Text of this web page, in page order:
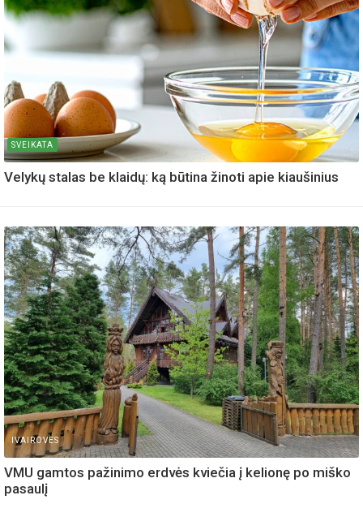
SVEIKATA
Velykų stalas be klaidų: ką būtina žinoti apie kiaušinius
IVAIROVES
VMU gamtos pažinimo erdvės kviečia į kelionę po miško
pasaulį